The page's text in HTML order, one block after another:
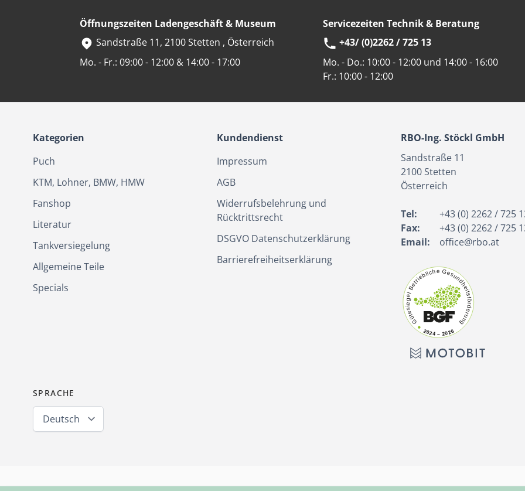
Öffnungszeiten Ladengeschäft & Museum
Sandstraße 11, 2100 Stetten , Österreich
Mo. - Fr.: 09:00 - 12:00 & 14:00 - 17:00
Servicezeiten Technik & Beratung
+43/ (0)2262 / 725 13
Mo. - Do.: 10:00 - 12:00 und 14:00 - 16:00
Fr.: 10:00 - 12:00
Kategorien
Puch
KTM, Lohner, BMW, HMW
Fanshop
Literatur
Tankversiegelung
Allgemeine Teile
Specials
Kundendienst
Impressum
AGB
Widerrufsbelehrung und
Rücktrittsrecht
DSGVO Datenschutzerklärung
Barrierefreiheitserklärung
RBO-Ing. Stöckl GmbH
Sandstraße 11
2100Stetten
Österreich
Tel:
+43 (0) 2262 / 725
Fax:
+43 (0) 2262 / 725
Email:
office@rbo.at
SPRACHE
Deutsch